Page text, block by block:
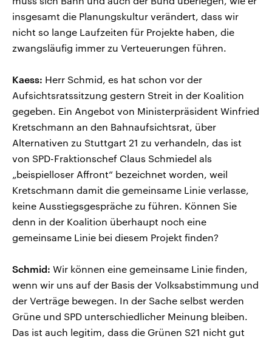
insgesamt die Planungskultur verändert, dass wir
nicht so lange Laufzeiten für Projekte haben, die
zwangsläufig immer zu Verteuerungen führen.
Kaess: Herr Schmid, es hat schon vor der
Aufsichtsratssitzung gestern Streit in der Koalition
gegeben. Ein Angebot von Ministerpräsident Winfried
Kretschmann an den Bahnaufsichtsrat, über
Alternativen zu Stuttgart 21 zu verhandeln, das ist
von SPD-Fraktionschef Claus Schmiedel als
„beispielloser Affront“ bezeichnet worden, weil
Kretschmann damit die gemeinsame Linie verlasse,
keine Ausstiegsgespräche zu führen. Können Sie
denn in der Koalition überhaupt noch eine
gemeinsame Linie bei diesem Projekt finden?
Schmid: Wir können eine gemeinsame Linie finden,
wenn wir uns auf der Basis der Volksabstimmung und
der Verträge bewegen. In der Sache selbst werden
Grüne und SPD unterschiedlicher Meinung bleiben.
Das ist auch legitim, dass die Grünen S21 nicht gut